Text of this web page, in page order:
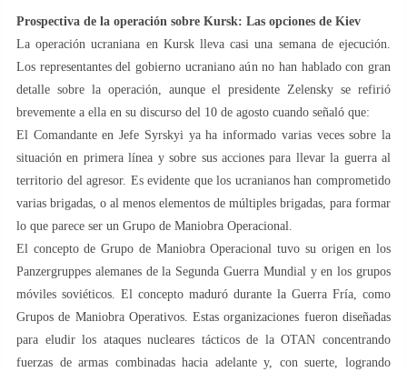
Prospectiva de la operación sobre Kursk: Las opciones de Kiev
La operación ucraniana en Kursk lleva casi una semana de ejecución.
Los representantes del gobierno ucraniano aún no han hablado con gran
detalle sobre la operación, aunque el presidente Zelensky se refirió
brevemente a ella en su discurso del 10 de agosto cuando señaló que:
El Comandante en Jefe Syrskyi ya ha informado varias veces sobre la
situación en primera línea y sobre sus acciones para llevar la guerra al
territorio del agresor. Es evidente que los ucranianos han comprometido
varias brigadas, o al menos elementos de múltiples brigadas, para formar
lo que parece ser un Grupo de Maniobra Operacional.
El concepto de Grupo de Maniobra Operacional tuvo su origen en los
Panzergruppes alemanes de la Segunda Guerra Mundial y en los grupos
móviles soviéticos. El concepto maduró durante la Guerra Fría, como
Grupos de Maniobra Operativos. Estas organizaciones fueron diseñadas
para eludir los ataques nucleares tácticos de la OTAN concentrando
fuerzas de armas combinadas hacia adelante y, con suerte, logrando